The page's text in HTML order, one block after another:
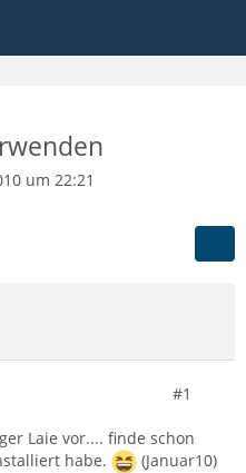
um 22:21
#1
Laie vor.... finde schon
habe.
(Januar10)